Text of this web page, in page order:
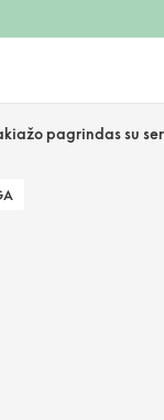
pagrindas su